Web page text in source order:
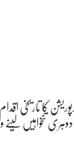
کا تاریخی